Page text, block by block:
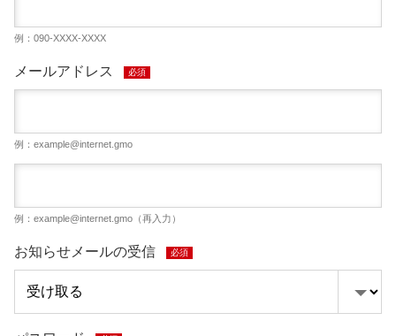
例：090-XXXX-XXXX
メールアドレス 必須
例： example@internet.gmo
例： example@internet.gmo （再入力）
お知らせメールの受信 必須